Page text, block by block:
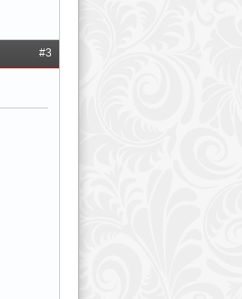
#3